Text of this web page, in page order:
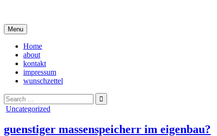
content
Menu
Home
about
kontakt
impressum
wunschzettel
Search
for:
Posted
Uncategorized
guenstiger massenspeicherr im eigenbau?